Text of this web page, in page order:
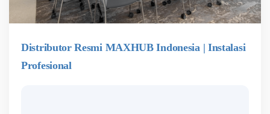
Distributor Resmi MAXHUB Indonesia | Instalasi
Profesional